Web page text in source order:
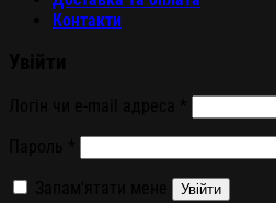
Контакти
Увійти